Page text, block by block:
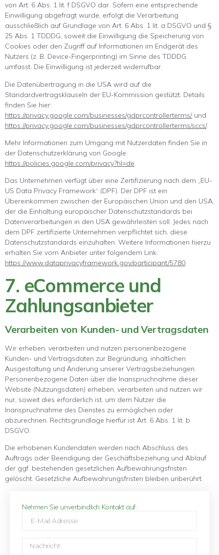
von Art. 6 Abs. 1 lit. f DSGVO dar. Sofern eine entsprechende
Einwilligung abgefragt wurde, erfolgt die Verarbeitung
ausschließlich auf Grundlage von Art. 6 Abs. 1 lit. a DSGVO und §
25 Abs. 1 TDDDG, soweit die Einwilligung die Speicherung von
Cookies oder den Zugriff auf Informationen im Endgerät des
Nutzers (z. B. Device-Fingerprinting) im Sinne des TDDDG
umfasst. Die Einwilligung ist jederzeit widerrufbar.
Die Datenübertragung in die USA wird auf die
Standardvertragsklauseln der EU-Kommission gestützt. Details
finden Sie hier:
https://privacy.google.com/businesses/gdprcontrollerterms/ und
https://privacy.google.com/businesses/gdprcontrollerterms/sccs/.
Mehr Informationen zum Umgang mit Nutzerdaten finden Sie in
der Datenschutzerklärung von Google:
https://policies.google.com/privacy?hl=de.
Das Unternehmen verfügt über eine Zertifizierung nach dem „EU-
US Data Privacy Framework“ (DPF). Der DPF ist ein
Übereinkommen zwischen der Europäischen Union und den USA,
der die Einhaltung europäischer Datenschutzstandards bei
Datenverarbeitungen in den USA gewährleisten soll. Jedes nach
dem DPF zertifizierte Unternehmen verpflichtet sich, diese
Datenschutzstandards einzuhalten. Weitere Informationen hierzu
erhalten Sie vom Anbieter unter folgendem Link:
https://www.dataprivacyframework.gov/participant/5780.
7. eCommerce und
Zahlungs­anbieter
Verarbeiten von Kunden- und Vertragsdaten
Wir erheben, verarbeiten und nutzen personenbezogene
Kunden- und Vertragsdaten zur Begründung, inhaltlichen
Ausgestaltung und Änderung unserer Vertragsbeziehungen.
Personenbezogene Daten über die Inanspruchnahme dieser
Website (Nutzungsdaten) erheben, verarbeiten und nutzen wir
nur, soweit dies erforderlich ist, um dem Nutzer die
Inanspruchnahme des Dienstes zu ermöglichen oder
abzurechnen. Rechtsgrundlage hierfür ist Art. 6 Abs. 1 lit. b
DSGVO.
Die erhobenen Kundendaten werden nach Abschluss des
Auftrags oder Beendigung der Geschäftsbeziehung und Ablauf
der ggf. bestehenden gesetzlichen Aufbewahrungsfristen
gelöscht. Gesetzliche Aufbewahrungsfristen bleiben unberührt.
Nehmen Sie unverbindlich Kontakt auf: